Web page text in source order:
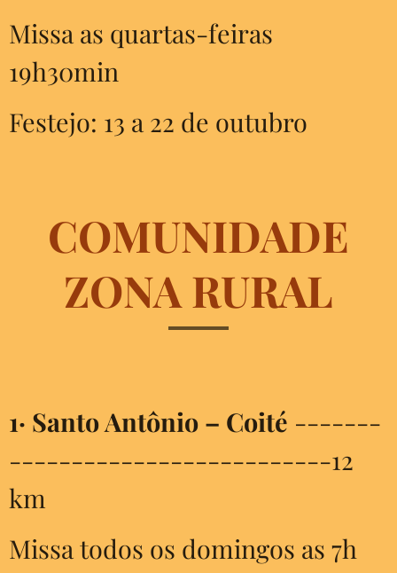
Missa as quartas-feiras
19h30min
Festejo: 13 a 22 de outubro
COMUNIDADE
ZONA RURAL
1· Santo Antônio – Coité -------
--------------------------12
km
Missa todos os domingos as 7h